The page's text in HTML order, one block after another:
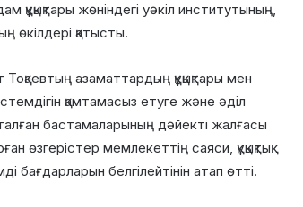
құқықтары жөніндегі уәкіл институтының,
өкілдері қатысты.
азаматтардың құқықтары мен
қамтамасыз етуге және әділ
бастамаларының дәйекті жалғасы
мемлекеттің саяси, құқықтық
бағдарларын белгілейтінін атап өтті.